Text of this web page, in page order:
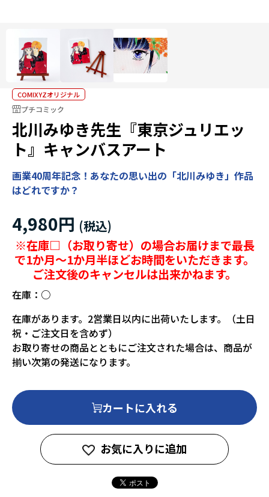
COMIXYZオリジナル
プチコミック
北川みゆき先生『東京ジュリエッ
ト』キャンバスアート
画業40周年記念！あなたの思い出の「北川みゆき」作品
はどれですか？
4,980円
※在庫□（お取り寄せ）の場合お届けまで最長
で1か月～1か月半ほどお時間をいただきます。
ご注文後のキャンセルは出来かねます。
在庫： ○
在庫があります。2営業日以内に出荷いたします。（土日
祝・ご注文日を含めず）
お取り寄せの商品とともにご注文された場合は、商品が
揃い次第の発送になります。
カートに入れる
お気に入りに追加